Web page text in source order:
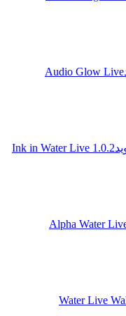
Audio
1.0.2 Ink in Water Live
1.0.3 Alpha
Water